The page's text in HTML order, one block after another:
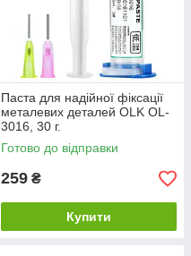
Паста для надійної фіксації
металевих деталей OLK OL-
3016, 30 г.
Готово до відправки
259 ₴
Купити